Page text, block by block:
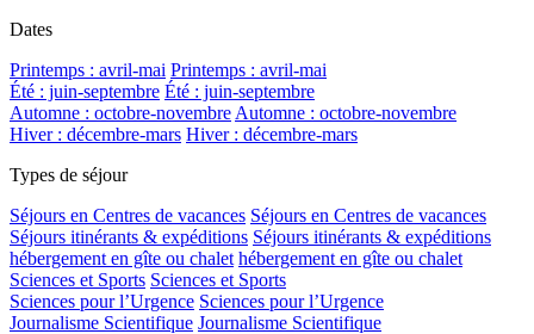
Dates
Printemps : avril-mai Printemps : avril-mai
Été : juin-septembre Été : juin-septembre
Automne : octobre-novembre Automne : octobre-novembre
Hiver : décembre-mars Hiver : décembre-mars
Types de séjour
Séjours en Centres de vacances Séjours en Centres de vacances
Séjours itinérants & expéditions Séjours itinérants & expéditions
hébergement en gîte ou chalet hébergement en gîte ou chalet
Sciences et Sports Sciences et Sports
Sciences pour l’Urgence Sciences pour l’Urgence
Journalisme Scientifique Journalisme Scientifique